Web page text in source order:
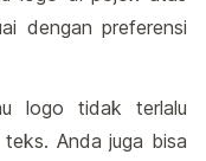
dengan preferensi
logo tidak terlalu
Anda juga bisa